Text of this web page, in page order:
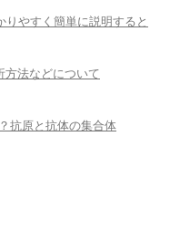
やすく簡単に説明すると
方法などについて
抗原と抗体の集合体